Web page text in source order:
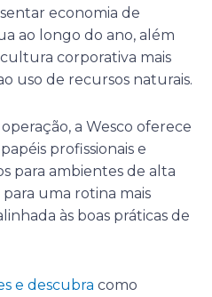
economia de
ao longo do ano, além
corporativa mais
uso de recursos naturais.
a Wesco oferece
profissionais e
para ambientes de alta
uma rotina mais
às boas práticas de
e descubra como